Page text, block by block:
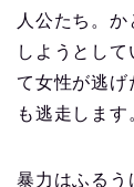
人公たち。
しようとし
て女性が逃げ
も逃走します
暴力はふるう